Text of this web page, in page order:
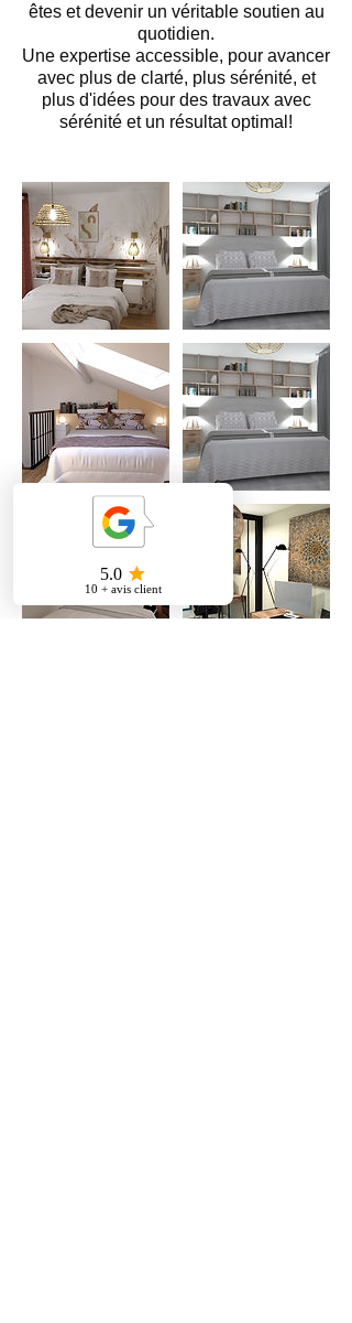
êtes et devenir un véritable soutien au
quotidien.
Une expertise accessible, pour avancer
avec plus de clarté, plus sérénité, et
plus d'idées pour des travaux avec